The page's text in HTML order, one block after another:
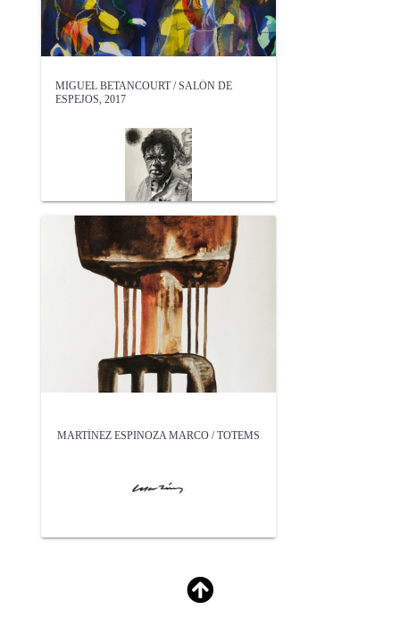
MIGUEL BETANCOURT / SALÓN DE
ESPEJOS, 2017
MARTÍNEZ ESPINOZA MARCO / TOTEMS